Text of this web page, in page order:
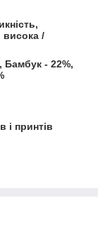
висока /
Бамбук - 22%,
і принтів